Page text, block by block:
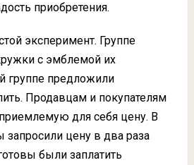
приобретения.
эксперимент. Группе
с эмблемой их
группе предложили
Продавцам и покупателям
для себя цену. В
запросили цену в два раза
были заплатить